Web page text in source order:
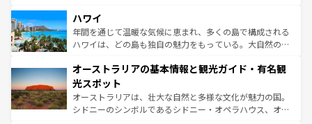
着のスイス情報は
のような巨大都市は、観光、ショッピング、エンターテイ
ンメントが詰まった刺激的なスポットだ。一方、アメリカ
西部には大自然が広がり、グランドキャニオンやイエロー
部のニューオーリンズでは、音楽と美食が融合した独特の
文化が魅力。旅行者はアメリカの各地域で異なる魅力を楽
しみながら、その多様性と豊かな歴史を感じることができ
るだろう。車でのロードトリップや列車の旅も、アメリカ
ハワイ
年間を通じて温暖な気候に恵まれ、多くの島で構成される
ハワイは、どの島も独自の魅力をもっている。大自然の神
ワイ島は見逃せない。また、定番の観光地といえばオアフ
島だが、静かな自然を求めるならマウイ島やカウアイ島が
おすすめ。エメラルドグリーンに輝く海をはじめ、豊かな
文化や歴史が息づいている。「アロハスピリット」と呼ば
オーストラリアの基本情報と観光ガイド・有名観
光スポット
オーストラリアは、壮大な自然と多様な文化が魅力の国。
シドニーのシンボルであるシドニー・オペラハウス、オー